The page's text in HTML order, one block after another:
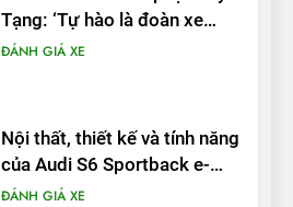
Nội thất, thiết kế và tính năng
của Audi S6 Sportback e-
VinFast VF8 đạt 4 sao trong
thử nghiệm an toàn NHTSA